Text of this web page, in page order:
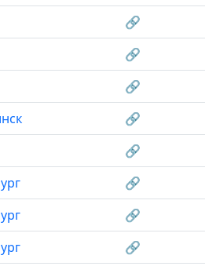
🔗
🔗
🔗
🔗
🔗
🔗
🔗
🔗